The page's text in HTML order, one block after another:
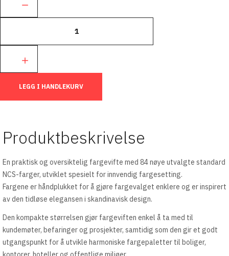
LEGG I HANDLEKURV
Produktbeskrivelse
En praktisk og oversiktelig fargevifte med 84 nøye utvalgte standard
NCS-farger, utviklet spesielt for innvendig fargesetting.
Fargene er håndplukket for å gjøre fargevalget enklere og er inspirert
av den tidløse elegansen i skandinavisk design.
Den kompakte størrelsen gjør fargeviften enkel å ta med til
kundemøter, befaringer og prosjekter, samtidig som den gir et godt
utgangspunkt for å utvikle harmoniske fargepaletter til boliger,